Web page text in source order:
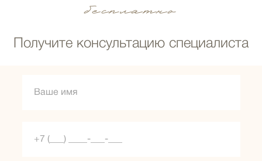
Получите консультацию специалиста